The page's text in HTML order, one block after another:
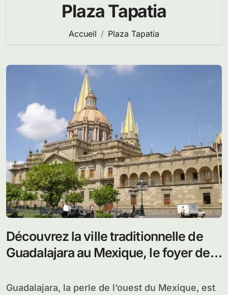
Plaza Tapatia
Accueil Plaza Tapatia
Découvrez la ville traditionnelle de
Guadalajara au Mexique, le foyer de
Guadalajara, la perle de l’ouest du Mexique, est